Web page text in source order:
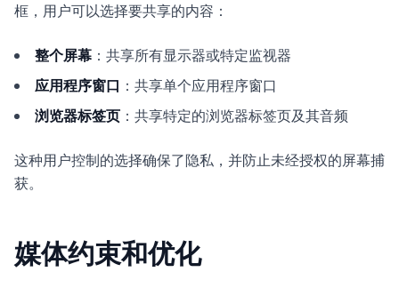
框，用户可以选择要共享的内容：
整个屏幕 ：共享所有显示器或特定监视器
应用程序窗口 ：共享单个应用程序窗口
浏览器标签页 ：共享特定的浏览器标签页及其音频
这种用户控制的选择确保了隐私，并防止未经授权的屏幕捕
获。
媒体约束和优化